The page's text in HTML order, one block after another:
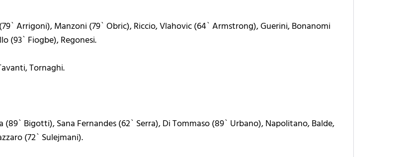
Arrigoni), Manzoni (79` Obric), Riccio, Vlahovic (64` Armstrong), Guerini, Bonanomi
(93` Fiogbe), Regonesi.
Tornaghi.
(89` Bigotti), Sana Fernandes (62` Serra), Di Tommaso (89` Urbano), Napolitano, Balde,
(72` Sulejmani).